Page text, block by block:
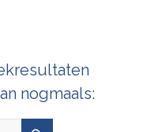
nogmaals: